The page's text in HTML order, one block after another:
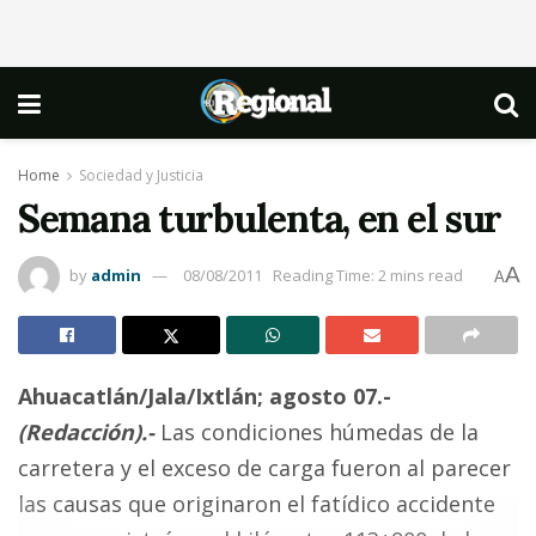
Home Sociedad y Justicia
Semana turbulenta, en el sur
by admin 08/08/2011 Reading Time: 2 mins read AA
Ahuacatlán/Jala/Ixtlán; agosto 07.-
(Redacción).- Las condiciones húmedas de la
carretera y el exceso de carga fueron al parecer
las causas que originaron el fatídico accidente